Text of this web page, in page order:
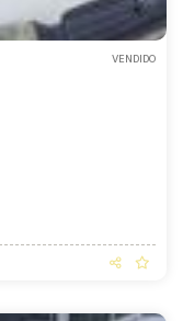
VENDIDO